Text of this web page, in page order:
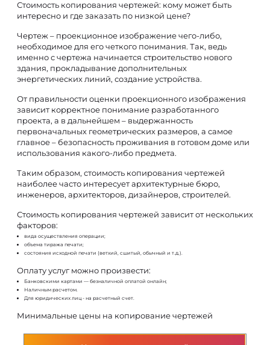
Стоимость копирования чертежей: кому может быть
интересно и где заказать по низкой цене?
Чертеж – проекционное изображение чего-либо,
необходимое для его четкого понимания. Так, ведь
именно с чертежа начинается строительство нового
здания, прокладывание дополнительных
энергетических линий, создание устройства.
От правильности оценки проекционного изображения
зависит корректное понимание разработанного
проекта, а в дальнейшем – выдержанность
первоначальных геометрических размеров, а самое
главное – безопасность проживания в готовом доме или
использования какого-либо предмета.
Таким образом, стоимость копирования чертежей
наиболее часто интересует архитектурные бюро,
инженеров, архитекторов, дизайнеров, строителей.
Стоимость копирования чертежей зависит от нескольких
факторов:
вида осуществления операции;
объема тиража печати;
состояния исходной печати (ветхий, сшитый, обычный и т.д.).
Оплату услуг можно произвести:
Банковскими картами — безналичной оплатой онлайн;
Наличным расчетом.
Для юридических лиц - на расчетный счет.
Минимальные цены на копирование чертежей